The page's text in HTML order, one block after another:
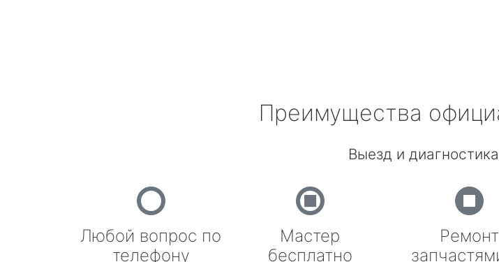
Преимущества
Выезд и
Любой вопрос по
телефону
Мастер
бесплатно
Ремонт